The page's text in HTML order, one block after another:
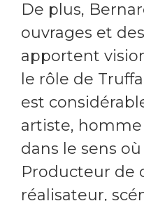
De plus,
ouvrages et
apportent
le rôle de
est
artiste, homme
dans le sens
Producteur de
réalisateur,